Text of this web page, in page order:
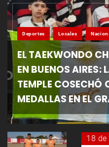
Deportes Locales
EL TAEKWONDO
EN BUENOS AIRES:
TEMPLE COSECHÓ
MEDALLAS EN EL
18